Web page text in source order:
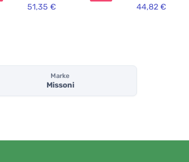
51,35 € 44,82 €
Marke
Missoni